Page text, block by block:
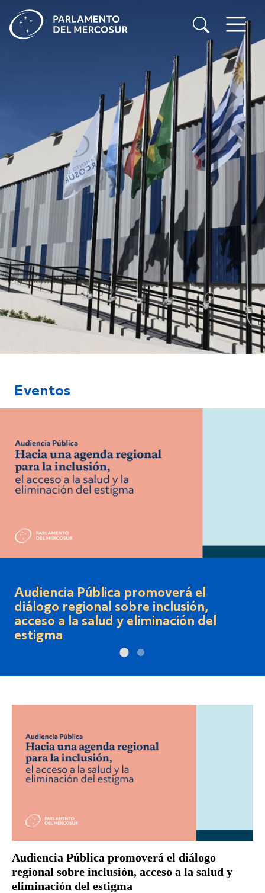
Eventos
Ciclo de Seminarios sobre el Rol del
PARLASUR - 2° Seminario -"Hacia
2030: Elecciones Directas y calidad
democrática del PARLASUR".
Audiencia Pública promoverá el diálogo
regional sobre inclusión, acceso a la salud y
eliminación del estigma